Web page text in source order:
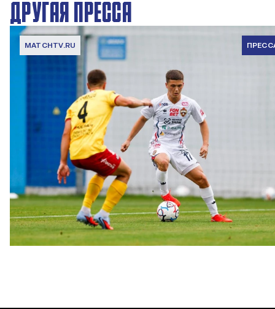
ДРУГАЯ ПРЕССА
MATCHTV.RU
Кирилл Глебов: Не представляю день, когда скажу себе: «Я
хороший футболист, которому ничего не надо»
23 ИЮЛЯ 2026 15:07